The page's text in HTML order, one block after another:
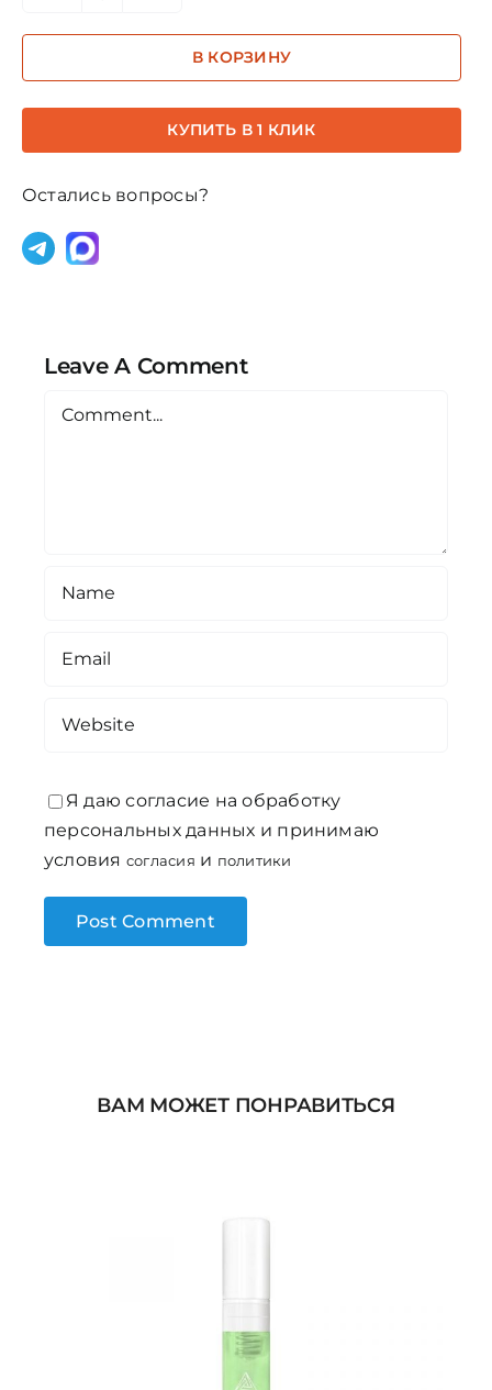
товара
Илларион
(тестер)
В КОРЗИНУ
КУПИТЬ В 1 КЛИК
Остались вопросы?
Leave A Comment
Comment
Я даю согласие на обработку
персональных данных и принимаю
условия согласия и политики
ВАМ МОЖЕТ ПОНРАВИТЬСЯ